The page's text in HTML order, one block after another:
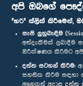
අපි ඔබගේ
"හරි" ක්ලික් කිරීමෙන්,
සැසි ලුහුබැඳීම
අත්දැකීමක් ලබාදීම
නිරීක්ෂණය කිරීමට අපි
දත්ත සටහන් කිරීම:
සහතික කිරීම සඳහා
අනෙකුත් අදාළ දත්ත
ගරු
පාර්ලිමේන්තු ජංගම යෙදුම
අප හා සම්බන්ධ වී